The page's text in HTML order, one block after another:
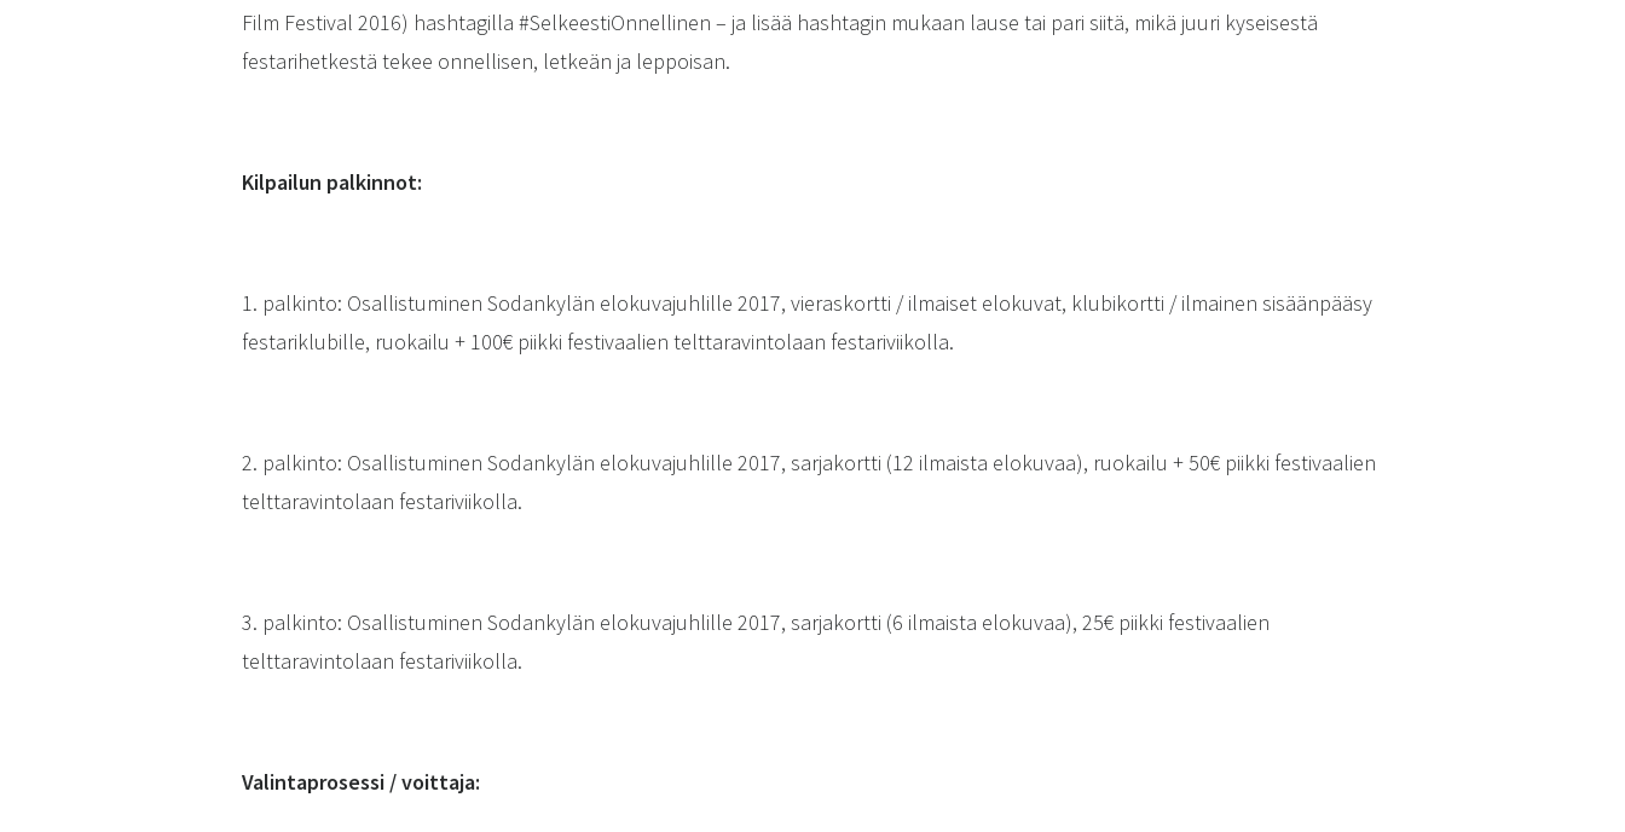
Film Festival 2016) hashtagilla #SelkeestiOnnellinen – ja lisää hashtagin mukaan lause tai pari siitä, mikä juuri kyseisestä
festarihetkestä tekee onnellisen, letkeän ja leppoisan.
Kilpailun palkinnot:
1. palkinto: Osallistuminen Sodankylän elokuvajuhlille 2017, vieraskortti / ilmaiset elokuvat, klubikortti / ilmainen sisäänpääsy
festariklubille, ruokailu + 100€ piikki festivaalien telttaravintolaan festariviikolla.
2. palkinto: Osallistuminen Sodankylän elokuvajuhlille 2017, sarjakortti (12 ilmaista elokuvaa), ruokailu + 50€ piikki festivaalien
telttaravintolaan festariviikolla.
3. palkinto: Osallistuminen Sodankylän elokuvajuhlille 2017, sarjakortti (6 ilmaista elokuvaa), 25€ piikki festivaalien
telttaravintolaan festariviikolla.
Valintaprosessi / voittaja: